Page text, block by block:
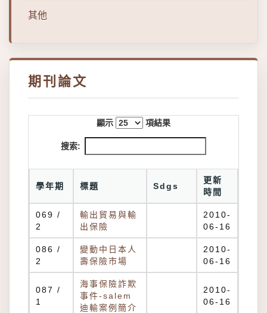
其他
期刊論文
顯示 項結果
搜索:
學年期 標題 Sdgs
更新
時間
069 /
2
輸出貿易與輸
出保險
2010-
06-16
086 /
2
變動中日本人
壽保險市場
2010-
06-16
087 /
1
海事保險詐欺
事件-salem
迪輸案例簡介
2010-
06-16